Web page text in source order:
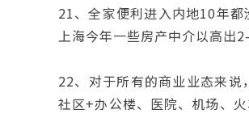
21、全家便利进入内地10年都
上海今年一些房产中介以高出
22、对于所有的商业业态来说
社区+办公楼、医院、机场、